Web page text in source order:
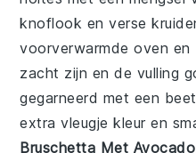
knoflook en verse
voorverwarmde oven
zacht zijn en de vulling
gegarneerd met een
extra vleugje kleur en
Bruschetta Met Avocado